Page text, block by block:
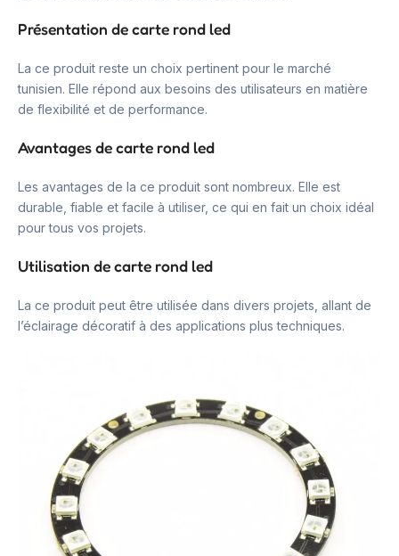
Présentation de carte rond led
La ce produit reste un choix pertinent pour le marché
tunisien. Elle répond aux besoins des utilisateurs en matière
de flexibilité et de performance.
Avantages de carte rond led
Les avantages de la ce produit sont nombreux. Elle est
durable, fiable et facile à utiliser, ce qui en fait un choix idéal
pour tous vos projets.
Utilisation de carte rond led
La ce produit peut être utilisée dans divers projets, allant de
l’éclairage décoratif à des applications plus techniques.